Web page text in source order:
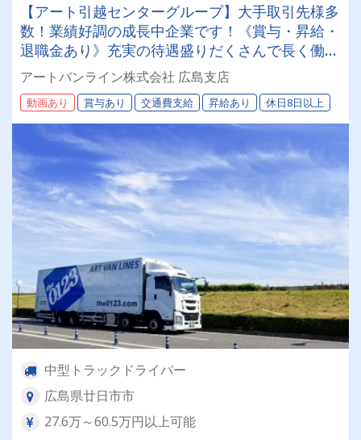
【アート引越センターグループ】大手取引先様多
数！業績好調の成長中企業です！《賞与・昇給・
退職金あり》充実の待遇盛りだくさんで長く働け
ます！《中型4tドライバー》★未経験ＯＫ★仕事
とプライベートの両立が叶う環境です♪【紹介者
制度あり！】
アートバンライン株式会社 広島支店
動画あり 賞与あり 交通費支給 昇給あり 休日8日以上
中型トラックドライバー
広島県廿日市市
27.6万～60.5万円以上可能